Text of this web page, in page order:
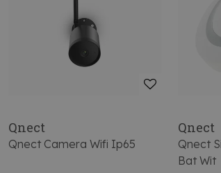
Qnect
Qnect Camera Wifi Ip65
Qnect
Qnect
Bat Wit